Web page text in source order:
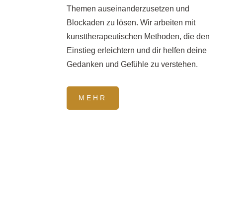
Themen auseinanderzusetzen und
Blockaden zu lösen. Wir arbeiten mit
kunsttherapeutischen Methoden, die den
Einstieg erleichtern und dir helfen deine
Gedanken und Gefühle zu verstehen.
MEHR